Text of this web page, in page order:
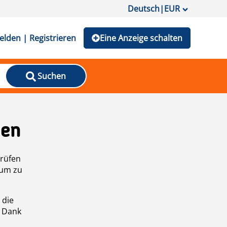
Deutsch|EUR
| Registrieren Eine Anzeige schalten
Suchen
zu
die